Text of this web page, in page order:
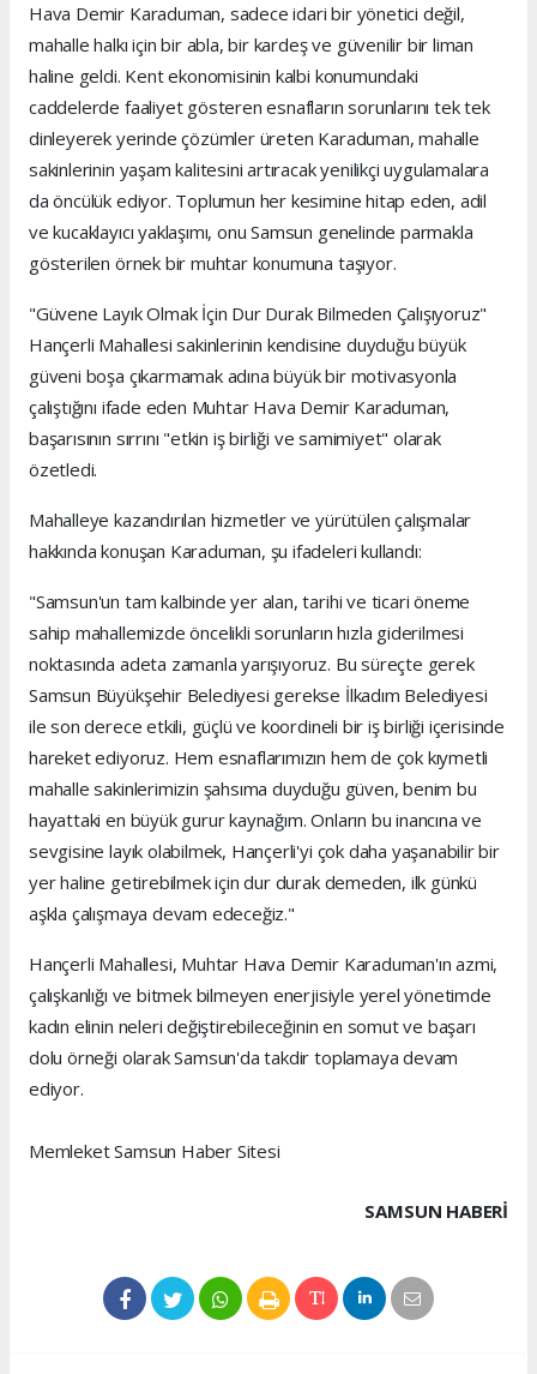
Hava Demir Karaduman, sadece idari bir yönetici değil,
mahalle halkı için bir abla, bir kardeş ve güvenilir bir liman
haline geldi. Kent ekonomisinin kalbi konumundaki
caddelerde faaliyet gösteren esnafların sorunlarını tek tek
dinleyerek yerinde çözümler üreten Karaduman, mahalle
sakinlerinin yaşam kalitesini artıracak yenilikçi uygulamalara
da öncülük ediyor. Toplumun her kesimine hitap eden, adil
ve kucaklayıcı yaklaşımı, onu Samsun genelinde parmakla
gösterilen örnek bir muhtar konumuna taşıyor.
"Güvene Layık Olmak İçin Dur Durak Bilmeden Çalışıyoruz"
Hançerli Mahallesi sakinlerinin kendisine duyduğu büyük
güveni boşa çıkarmamak adına büyük bir motivasyonla
çalıştığını ifade eden Muhtar Hava Demir Karaduman,
başarısının sırrını "etkin iş birliği ve samimiyet" olarak
özetledi.
Mahalleye kazandırılan hizmetler ve yürütülen çalışmalar
hakkında konuşan Karaduman, şu ifadeleri kullandı:
"Samsun'un tam kalbinde yer alan, tarihi ve ticari öneme
sahip mahallemizde öncelikli sorunların hızla giderilmesi
noktasında adeta zamanla yarışıyoruz. Bu süreçte gerek
Samsun Büyükşehir Belediyesi gerekse İlkadım Belediyesi
ile son derece etkili, güçlü ve koordineli bir iş birliği içerisinde
hareket ediyoruz. Hem esnaflarımızın hem de çok kıymetli
mahalle sakinlerimizin şahsıma duyduğu güven, benim bu
hayattaki en büyük gurur kaynağım. Onların bu inancına ve
sevgisine layık olabilmek, Hançerli'yi çok daha yaşanabilir bir
yer haline getirebilmek için dur durak demeden, ilk günkü
aşkla çalışmaya devam edeceğiz."
Hançerli Mahallesi, Muhtar Hava Demir Karaduman'ın azmi,
çalışkanlığı ve bitmek bilmeyen enerjisiyle yerel yönetimde
kadın elinin neleri değiştirebileceğinin en somut ve başarı
dolu örneği olarak Samsun'da takdir toplamaya devam
ediyor.
Memleket Samsun Haber Sitesi
SAMSUN HABERİ